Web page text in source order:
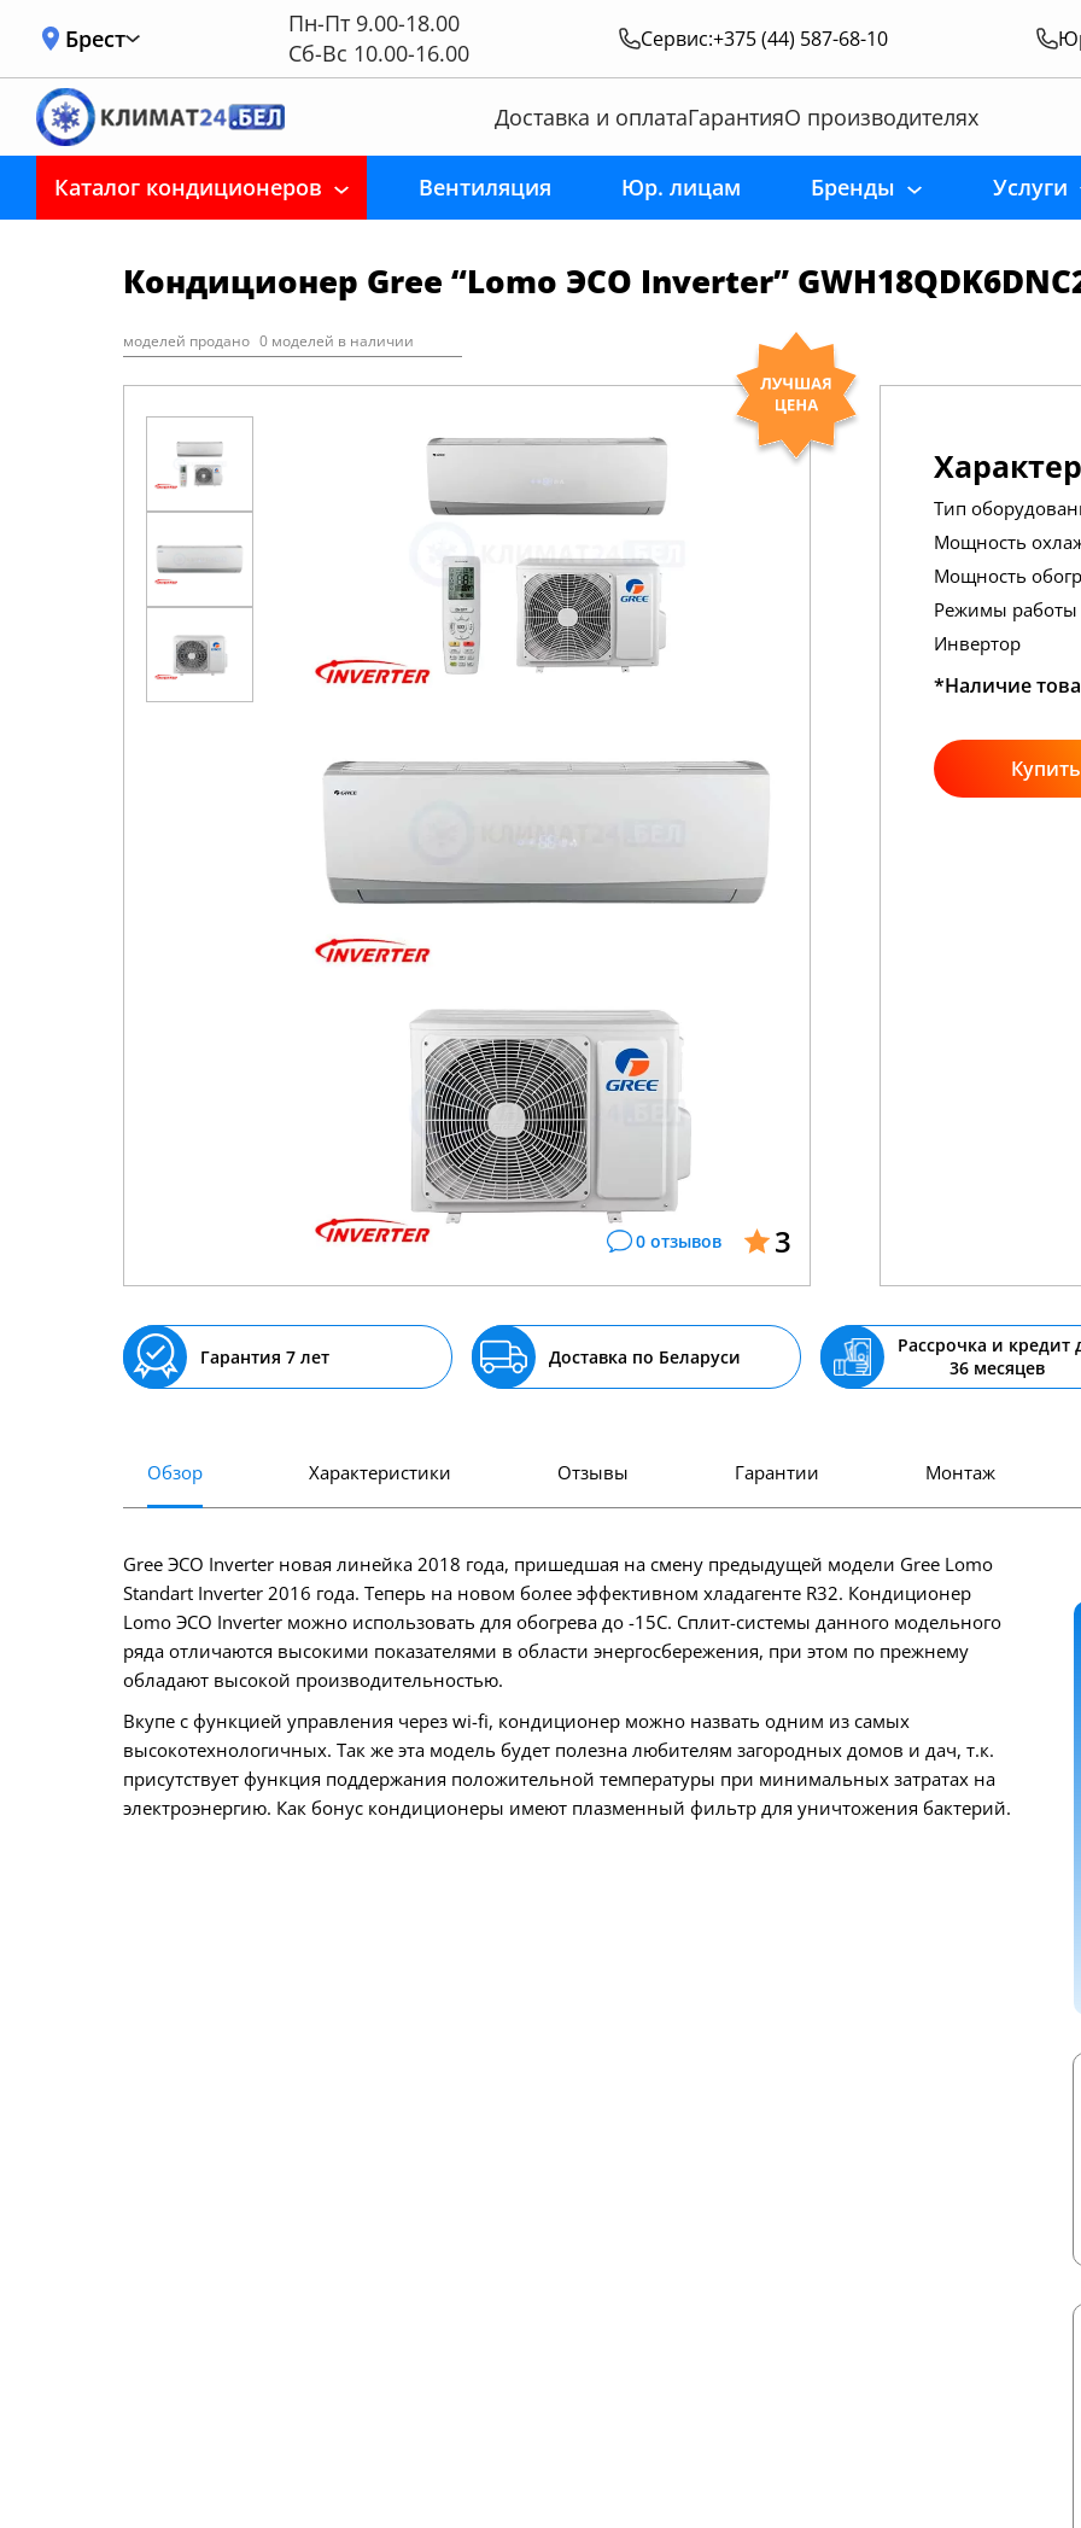
Брест
Пн-Пт 9.00-18.00
Сб-Вс 10.00-16.00
Сервис:+375 (44) 587-68-10
Доставка и оплатаГарантияО производителях
Каталог кондиционеров Вентиляция Юр. лицам Бренды Услуги
Кондиционер Gree “Lomo ЭСО Inverter”
моделей продано 0 моделей в наличии
0 отзывов 3
Тип
Мощность
Мощность
Режимы работы
Инвертор
*Наличие
Купить
Гарантия 7 лет Доставка по Беларуси
Рассрочка и кредит
36 месяцев
Обзор Характеристики Отзывы Гарантии Монтаж
Gree ЭСО Inverter новая линейка 2018 года, пришедшая на смену предыдущей модели Gree Lomo
Standart Inverter 2016 года. Теперь на новом более эффективном хладагенте R32. Кондиционер
Lomo ЭСО Inverter можно использовать для обогрева до -15С. Сплит-системы данного модельного
ряда отличаются высокими показателями в области энергосбережения, при этом по прежнему
обладают высокой производительностью.
Вкупе с функцией управления через wi-fi, кондиционер можно назвать одним из самых
высокотехнологичных. Так же эта модель будет полезна любителям загородных домов и дач, т.к.
присутствует функция поддержания положительной температуры при минимальных затратах на
электроэнергию. Как бонус кондиционеры имеют плазменный фильтр для уничтожения бактерий.